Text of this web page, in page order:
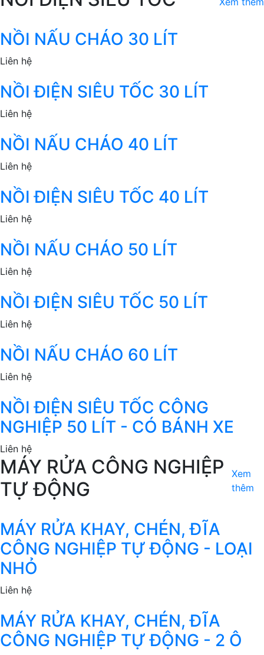
NỒI NẤU CHÁO 30 LÍT
Liên hệ
NỒI ĐIỆN SIÊU TỐC 30 LÍT
Liên hệ
NỒI NẤU CHÁO 40 LÍT
Liên hệ
NỒI ĐIỆN SIÊU TỐC 40 LÍT
Liên hệ
NỒI NẤU CHÁO 50 LÍT
Liên hệ
NỒI ĐIỆN SIÊU TỐC 50 LÍT
Liên hệ
NỒI NẤU CHÁO 60 LÍT
Liên hệ
NỒI ĐIỆN SIÊU TỐC CÔNG
NGHIỆP 50 LÍT - CÓ BÁNH XE
Liên hệ
MÁY RỬA CÔNG NGHIỆP
TỰ ĐỘNG
Xem
thêm
MÁY RỬA KHAY, CHÉN, ĐĨA
CÔNG NGHIỆP TỰ ĐỘNG - LOẠI
NHỎ
Liên hệ
MÁY RỬA KHAY, CHÉN, ĐĨA
CÔNG NGHIỆP TỰ ĐỘNG - 2 Ô